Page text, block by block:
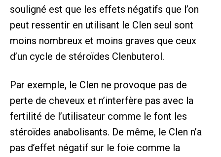
souligné est que les effets négatifs que l’on
peut ressentir en utilisant le Clen seul sont
moins nombreux et moins graves que ceux
d’un cycle de stéroïdes Clenbuterol.
Par exemple, le Clen ne provoque pas de
perte de cheveux et n’interfère pas avec la
fertilité de l’utilisateur comme le font les
stéroïdes anabolisants. De même, le Clen n’a
pas d’effet négatif sur le foie comme la